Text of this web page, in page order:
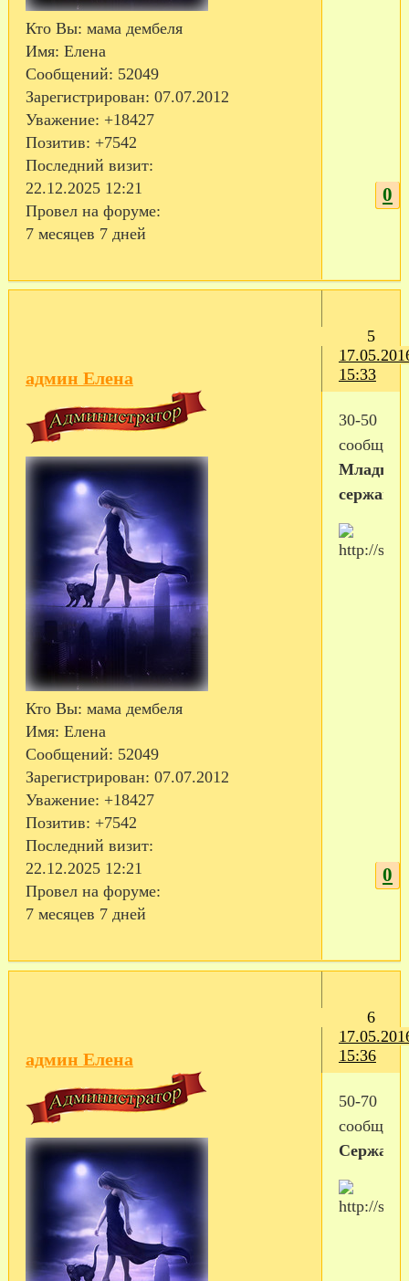
Кто Вы: мама дембеля
Имя: Елена
Сообщений: 52049
Зарегистрирован: 07.07.2012
Уважение: +18427
Позитив: +7542
Последний визит:
22.12.2025 12:21
Провел на форуме:
7 месяцев 7 дней
0
5
15:33
админ Елена
Кто Вы: мама дембеля
Имя: Елена
Сообщений: 52049
Зарегистрирован: 07.07.2012
Уважение: +18427
Позитив: +7542
Последний визит:
22.12.2025 12:21
Провел на форуме:
7 месяцев 7 дней
30-50
сержант
0
6
15:36
админ Елена
50-70
Сержант